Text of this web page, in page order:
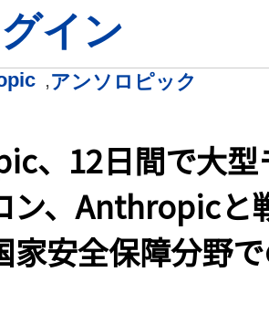
イン
,アンソロピック
、12日間で大型
ン、Anthropic
家安全保障分野